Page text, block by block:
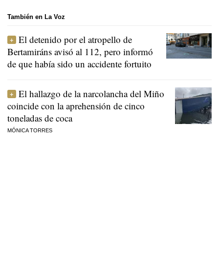
También en La Voz
El detenido por el atropello de
Bertamiráns avisó al 112, pero informó
de que había sido un accidente fortuito
El hallazgo de la narcolancha del Miño
coincide con la aprehensión de cinco
toneladas de coca
MÓNICA TORRES